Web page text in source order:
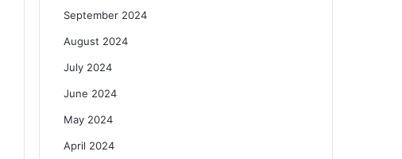
September 2024
August 2024
July 2024
June 2024
May 2024
April 2024